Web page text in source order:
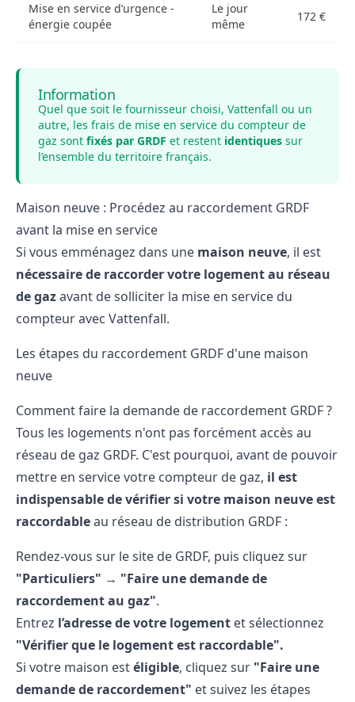
Mise en service d’urgence -
énergie coupée
Le jour
même
172 €
Information
Quel que soit le fournisseur choisi, Vattenfall ou un
autre, les frais de mise en service du compteur de
gaz sont fixés par GRDF et restent identiques sur
l’ensemble du territoire français.
Maison neuve : Procédez au raccordement GRDF
avant la mise en service
Si vous emménagez dans une maison neuve, il est
nécessaire de raccorder votre logement au réseau
de gazavant de solliciter la mise en service du
compteur avec Vattenfall.
Les étapes du raccordement GRDF d'une maison
neuve
Comment faire la demande de raccordement GRDF ?
Tous les logements n'ont pas forcément accès au
réseau de gaz GRDF. C'est pourquoi, avant de pouvoir
mettre en service votre compteur de gaz, il est
indispensable de vérifier si votre maison neuve est
raccordableau réseau de distribution GRDF :
Rendez-vous sur le site de GRDF, puis cliquez sur
"Particuliers" → "Faire une demande de
raccordement au gaz".
Entrez l’adresse de votre logement et sélectionnez
"Vérifier que le logement est raccordable".
Si votre maison estéligible, cliquez sur "Faire une
demande de raccordement" et suivez les étapes